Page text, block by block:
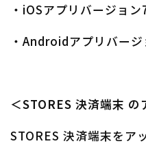
・iOSアプリバージョ
・Androidアプリバー
＜STORES 決済端末 の
STORES 決済端末をア